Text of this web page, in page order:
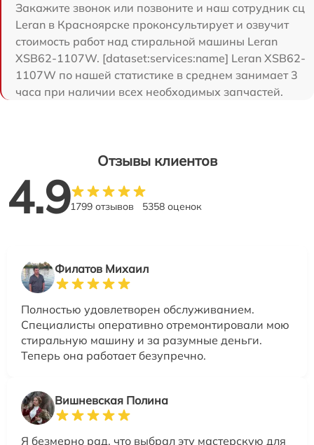
Закажите звонок или позвоните и наш сотрудник сц
Leran в Красноярске проконсультирует и озвучит
стоимость работ над стиральной машины Leran
XSB62-1107W. [dataset:services:name] Leran XSB62-
1107W по нашей статистике в среднем занимает 3
часа при наличии всех необходимых запчастей.
Отзывы клиентов
4.91799 отзывов 5358 оценок
Филатов Михаил
Полностью удовлетворен обслуживанием.
Специалисты оперативно отремонтировали мою
стиральную машину и за разумные деньги.
Теперь она работает безупречно.
Вишневская Полина
Я безмерно рад, что выбрал эту мастерскую для